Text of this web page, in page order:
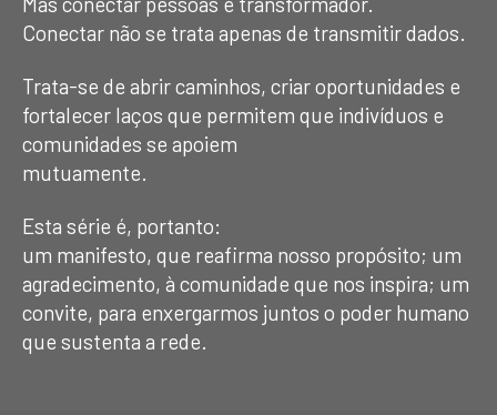
Conectar não se trata apenas de transmitir dados.
Trata-se de abrir caminhos, criar oportunidades e
fortalecer laços que permitem que indivíduos e
comunidades se apoiem
mutuamente.
Esta série é, portanto:
um manifesto, que reafirma nosso propósito; um
agradecimento, à comunidade que nos inspira; um
convite, para enxergarmos juntos o poder humano
que sustenta a rede.